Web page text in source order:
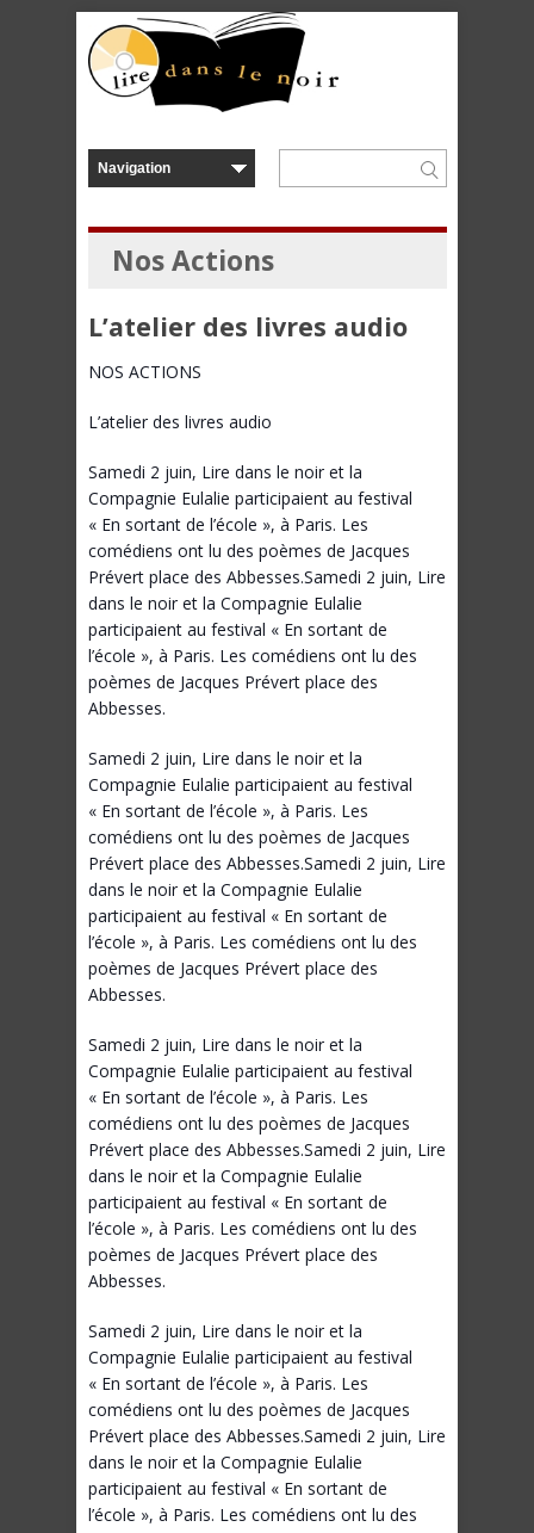
Nos Actions
L’atelier des livres audio
NOS ACTIONS
L’atelier des livres audio
Samedi 2 juin, Lire dans le noir et la
Compagnie Eulalie participaient au festival
« En sortant de l’école », à Paris. Les
comédiens ont lu des poèmes de Jacques
Prévert place des Abbesses.Samedi 2 juin, Lire
dans le noir et la Compagnie Eulalie
participaient au festival « En sortant de
l’école », à Paris. Les comédiens ont lu des
poèmes de Jacques Prévert place des
Abbesses.
Samedi 2 juin, Lire dans le noir et la
Compagnie Eulalie participaient au festival
« En sortant de l’école », à Paris. Les
comédiens ont lu des poèmes de Jacques
Prévert place des Abbesses.Samedi 2 juin, Lire
dans le noir et la Compagnie Eulalie
participaient au festival « En sortant de
l’école », à Paris. Les comédiens ont lu des
poèmes de Jacques Prévert place des
Abbesses.
Samedi 2 juin, Lire dans le noir et la
Compagnie Eulalie participaient au festival
« En sortant de l’école », à Paris. Les
comédiens ont lu des poèmes de Jacques
Prévert place des Abbesses.Samedi 2 juin, Lire
dans le noir et la Compagnie Eulalie
participaient au festival « En sortant de
l’école », à Paris. Les comédiens ont lu des
poèmes de Jacques Prévert place des
Abbesses.
Samedi 2 juin, Lire dans le noir et la
Compagnie Eulalie participaient au festival
« En sortant de l’école », à Paris. Les
comédiens ont lu des poèmes de Jacques
Prévert place des Abbesses.Samedi 2 juin, Lire
dans le noir et la Compagnie Eulalie
participaient au festival « En sortant de
l’école », à Paris. Les comédiens ont lu des